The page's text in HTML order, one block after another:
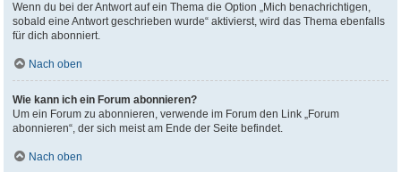
Wenn du bei der Antwort auf ein Thema die Option „Mich benachrichtigen,
sobald eine Antwort geschrieben wurde“ aktivierst, wird das Thema ebenfalls
für dich abonniert.
Nach oben
Wie kann ich ein Forum abonnieren?
Um ein Forum zu abonnieren, verwende im Forum den Link „Forum
abonnieren“, der sich meist am Ende der Seite befindet.
Nach oben